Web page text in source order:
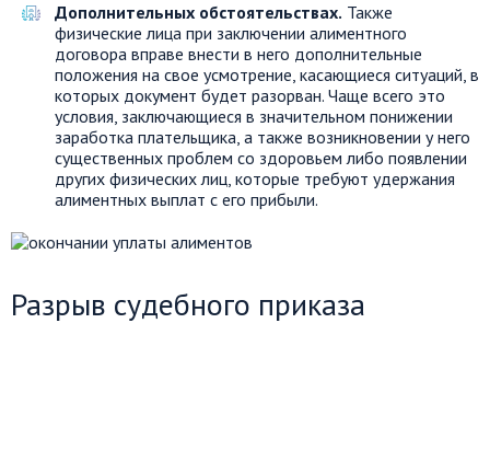
Дополнительных обстоятельствах. Также
физические лица при заключении алиментного
договора вправе внести в него дополнительные
положения на свое усмотрение, касающиеся ситуаций, в
которых документ будет разорван. Чаще всего это
условия, заключающиеся в значительном понижении
заработка плательщика, а также возникновении у него
существенных проблем со здоровьем либо появлении
других физических лиц, которые требуют удержания
алиментных выплат с его прибыли.
Разрыв судебного приказа